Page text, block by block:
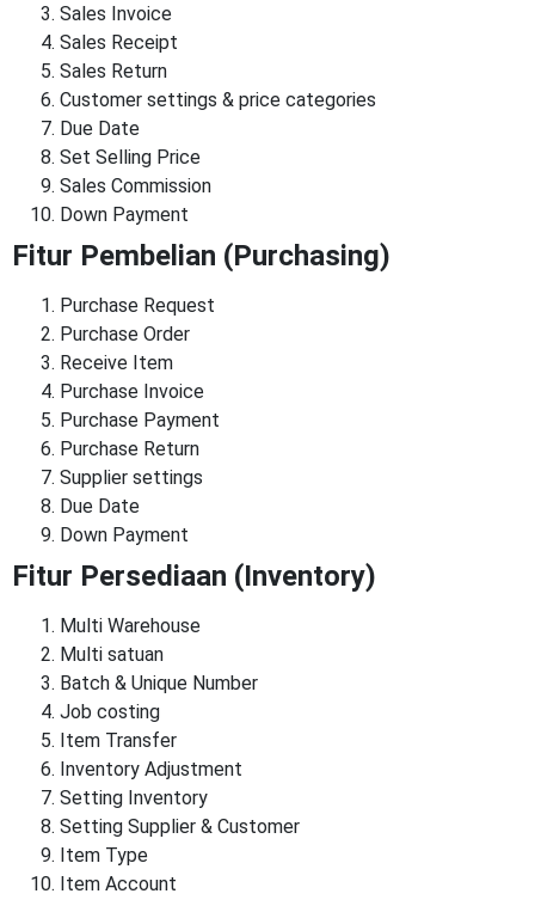
Sales Invoice
Sales Receipt
Sales Return
Customer settings & price categories
Due Date
Set Selling Price
Sales Commission
Down Payment
Fitur Pembelian (Purchasing)
Purchase Request
Purchase Order
Receive Item
Purchase Invoice
Purchase Payment
Purchase Return
Supplier settings
Due Date
Down Payment
Fitur Persediaan (Inventory)
Multi Warehouse
Multi satuan
Batch & Unique Number
Job costing
Item Transfer
Inventory Adjustment
Setting Inventory
Setting Supplier & Customer
Item Type
Item Account